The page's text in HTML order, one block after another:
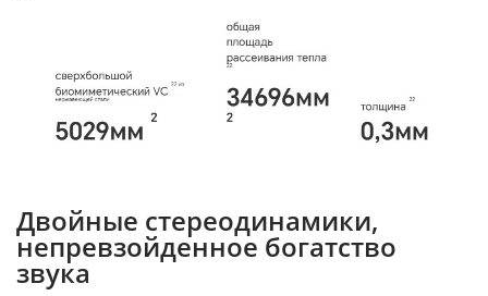
Двойные стереодинамики,
непревзойденное богатство
звука